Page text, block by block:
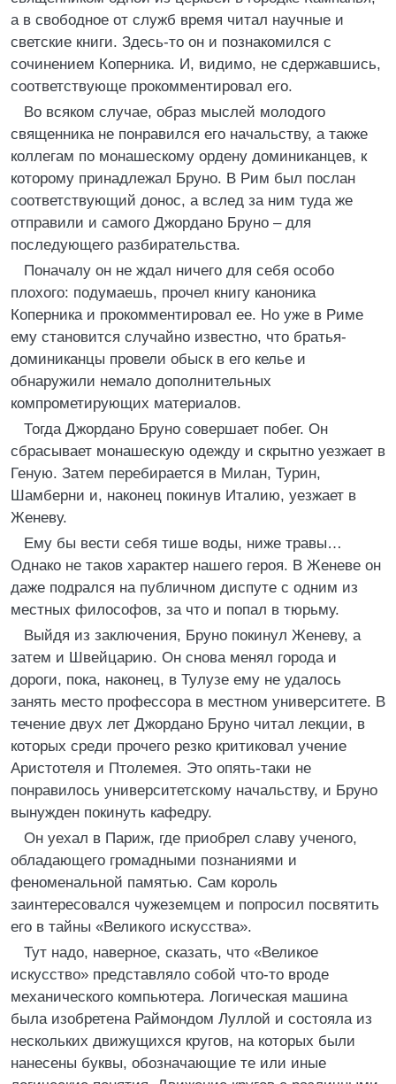
а в свободное от служб время читал научные и
светские книги. Здесь-то он и познакомился с
сочинением Коперника. И, видимо, не сдержавшись,
соответствующе прокомментировал его.
Во всяком случае, образ мыслей молодого
священника не понравился его начальству, а также
коллегам по монашескому ордену доминиканцев, к
которому принадлежал Бруно. В Рим был послан
соответствующий донос, а вслед за ним туда же
отправили и самого Джордано Бруно – для
последующего разбирательства.
Поначалу он не ждал ничего для себя особо
плохого: подумаешь, прочел книгу каноника
Коперника и прокомментировал ее. Но уже в Риме
ему становится случайно известно, что братья-
доминиканцы провели обыск в его келье и
обнаружили немало дополнительных
компрометирующих материалов.
Тогда Джордано Бруно совершает побег. Он
сбрасывает монашескую одежду и скрытно уезжает в
Геную. Затем перебирается в Милан, Турин,
Шамберни и, наконец покинув Италию, уезжает в
Женеву.
Ему бы вести себя тише воды, ниже травы…
Однако не таков характер нашего героя. В Женеве он
даже подрался на публичном диспуте с одним из
местных философов, за что и попал в тюрьму.
Выйдя из заключения, Бруно покинул Женеву, а
затем и Швейцарию. Он снова менял города и
дороги, пока, наконец, в Тулузе ему не удалось
занять место профессора в местном университете. В
течение двух лет Джордано Бруно читал лекции, в
которых среди прочего резко критиковал учение
Аристотеля и Птолемея. Это опять-таки не
понравилось университетскому начальству, и Бруно
вынужден покинуть кафедру.
Он уехал в Париж, где приобрел славу ученого,
обладающего громадными познаниями и
феноменальной памятью. Сам король
заинтересовался чужеземцем и попросил посвятить
его в тайны «Великого искусства».
Тут надо, наверное, сказать, что «Великое
искусство» представляло собой что-то вроде
механического компьютера. Логическая машина
была изобретена Раймондом Луллой и состояла из
нескольких движущихся кругов, на которых были
нанесены буквы, обозначающие те или иные